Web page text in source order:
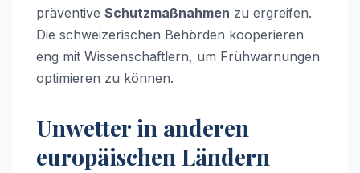
präventive Schutzmaßnahmen zu ergreifen.
Die schweizerischen Behörden kooperieren
eng mit Wissenschaftlern, um Frühwarnungen
optimieren zu können.
Unwetter in anderen
europäischen Ländern